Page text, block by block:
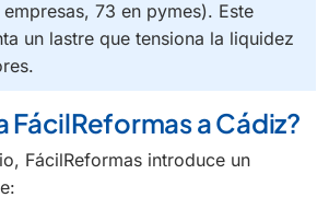
73 en pymes). Este
un lastre que tensiona la liquidez
FácilReformas a Cádiz?
FácilReformas introduce un